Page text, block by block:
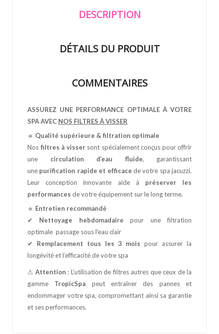
DESCRIPTION
DÉTAILS DU PRODUIT
COMMENTAIRES
ASSUREZ UNE PERFORMANCE OPTIMALE À VOTRE
SPA AVEC NOS FILTRES À VISSER
🔹 Qualité supérieure & filtration optimale
Nos filtres à vissersont spécialement conçus pour offrir
une circulation d’eau fluide, garantissant
une purification rapide et efficace de votre spa jacuzzi.
Leur conception innovante aide à préserver les
performances de votre équipement sur le long terme.
🔹 Entretien recommandé
✔ Nettoyage hebdomadaire pour une filtration
optimale passage sous l'eau clair
✔ Remplacement tous les 3 mois pour assurer la
longévité et l’efficacité de votre spa
⚠ Attention : L’utilisation de filtres autres que ceux de la
gamme TropicSpa peut entraîner des pannes et
endommager votre spa, compromettant ainsi sa garantie
et ses performances.